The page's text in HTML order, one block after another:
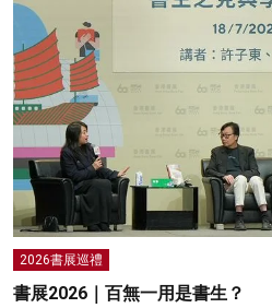
2026書展巡禮
書展2026｜百無一用是書生？